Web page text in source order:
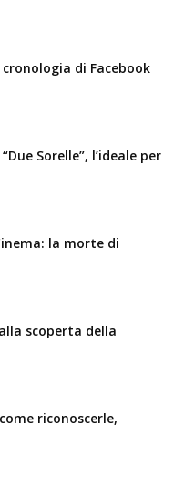
di Facebook
Sorelle”, l’ideale per
la morte di
scoperta della
riconoscerle,